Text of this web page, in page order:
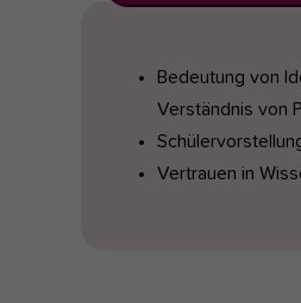
Bedeutung von
Verständnis von
Vertrauen in